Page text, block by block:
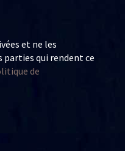
et ne les
parties qui rendent ce
de